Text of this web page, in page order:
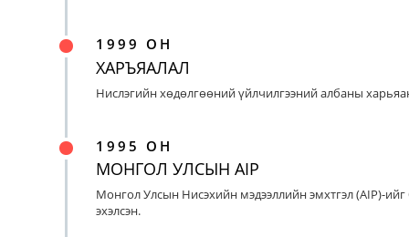
1999 ОН
ХАРЪЯАЛАЛ
Нислэгийн хөдөлгөөний үйлчилгээний албаны
1995 ОН
МОНГОЛ УЛСЫН AIP
Монгол Улсын Нисэхийн мэдээллийн эмхтгэл (AIP)-
эхэлсэн.